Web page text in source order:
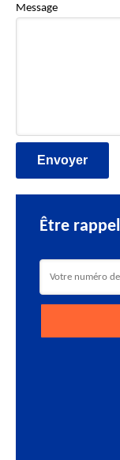
Message
Être